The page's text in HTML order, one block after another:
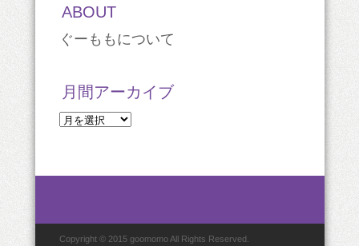
ABOUT
ぐーももについて
月間アーカイブ
月
カ
Copyright © 2015 goomomo All Rights Reserved.